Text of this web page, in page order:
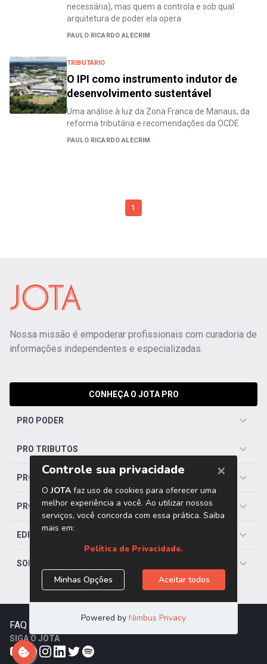
necessária), mas quem a controla e sob qual
arquitetura de poder ela opera
PAULO RICARDO ALECRIM
TRIBUTÁRIO
O IPI como instrumento indutor de
desenvolvimento sustentável
Uma análise à luz da Zona Franca de Manaus, da
reforma tributária e recomendações da OCDE
PAULO RICARDO ALECRIM
1
Nossa missão é empoderar profissionais com curadoria de
informações independentes e especializadas.
CONHEÇA O JOTA PRO
PRO PODER
PRO TRIBUTOS
PRO TRABALHISTA
PRO SAÚDE
EDITORIAS
SOBRE O JOTA
FAQ Trabalhe Conosco
SIGA O JOTA